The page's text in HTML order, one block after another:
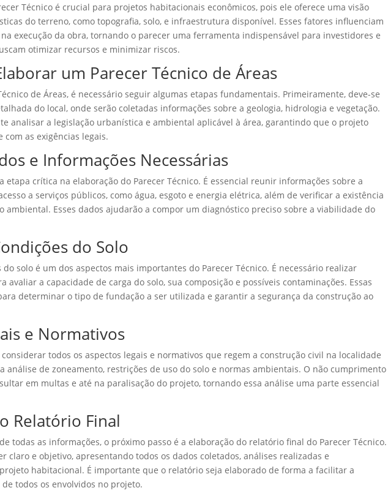
Técnico é crucial para projetos habitacionais econômicos, pois ele oferece uma visão
do terreno, como topografia, solo, e infraestrutura disponível. Esses fatores influenciam
execução da obra, tornando o parecer uma ferramenta indispensável para investidores e
otimizar recursos e minimizar riscos.
um Parecer Técnico de Áreas
de Áreas, é necessário seguir algumas etapas fundamentais. Primeiramente, deve-se
do local, onde serão coletadas informações sobre a geologia, hidrologia e vegetação.
analisar a legislação urbanística e ambiental aplicável à área, garantindo que o projeto
as exigências legais.
e Informações Necessárias
etapa crítica na elaboração do Parecer Técnico. É essencial reunir informações sobre a
a serviços públicos, como água, esgoto e energia elétrica, além de verificar a existência
ambiental. Esses dados ajudarão a compor um diagnóstico preciso sobre a viabilidade do
do Solo
do solo é um dos aspectos mais importantes do Parecer Técnico. É necessário realizar
avaliar a capacidade de carga do solo, sua composição e possíveis contaminações. Essas
determinar o tipo de fundação a ser utilizada e garantir a segurança da construção ao
e Normativos
considerar todos os aspectos legais e normativos que regem a construção civil na localidade
análise de zoneamento, restrições de uso do solo e normas ambientais. O não cumprimento
em multas e até na paralisação do projeto, tornando essa análise uma parte essencial
Relatório Final
todas as informações, o próximo passo é a elaboração do relatório final do Parecer Técnico.
claro e objetivo, apresentando todos os dados coletados, análises realizadas e
habitacional. É importante que o relatório seja elaborado de forma a facilitar a
todos os envolvidos no projeto.